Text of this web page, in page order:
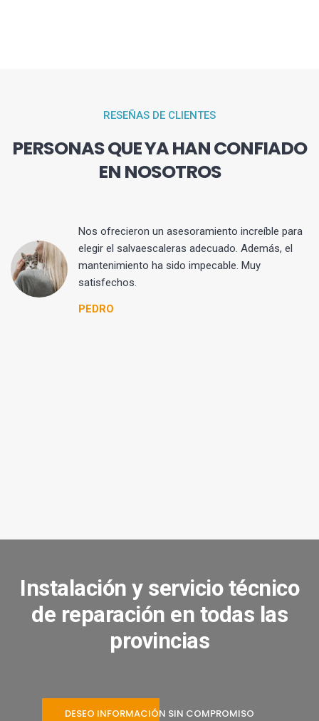
RESEÑAS DE CLIENTES
PERSONAS QUE YA HAN CONFIADO
EN NOSOTROS
Nos ofrecieron un asesoramiento increíble para
elegir el salvaescaleras adecuado. Además, el
mantenimiento ha sido impecable. Muy
satisfechos.
PEDRO
Instalación y servicio técnico
de reparación en todas las
provincias
DESEO INFORMACIÓN SIN COMPROMISO